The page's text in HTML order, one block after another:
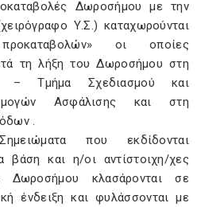
Δωροσήμου με την
Υ.Σ.) καταχωρούνται
οι οποίες
τη λήξη του Δωροσήμου στη
– Τμήμα Σχεδιασμού και
Ασφάλισης και στη
.
που εκδίδονται
βάση και η/οι αντίστοιχη/χες
Δωροσήμου κλασάρονται σε
ένδειξη και φυλάσσονται με